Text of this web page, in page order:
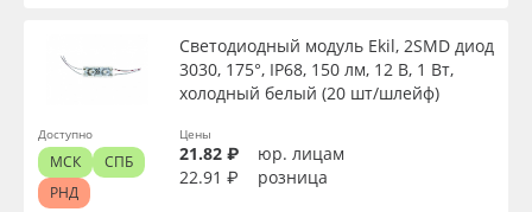
Контакты
Мобильные конструкции и POS-материалы
Профильные системы
Сублимация и термотрансфер
Цвет
Страна происхождения
Светодиодный модуль Ekil, 2SMD диод
3030, 175°, IP68, 150 лм, 12 В, 1 Вт,
холодный белый (20 шт/шлейф)
Цены
21.82 ₽
юр. лицам
22.91 ₽
розница
Доступно
МСК
СПБ
РНД